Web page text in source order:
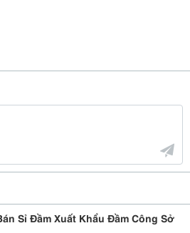
Sỉ Đầm Xuất Khẩu Đầm Công Sở